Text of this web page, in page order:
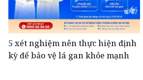
5 xét nghiệm nên thực hiện định
kỳ để bảo vệ lá gan khỏe mạnh